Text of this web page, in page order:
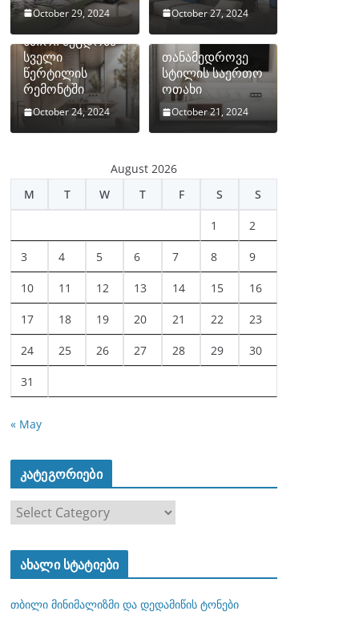
October 29, 2024 October 27, 2024
ხშირი შეცდომა
სველი
წერტილის
რემონტში
October 24, 2024
თანამედროვე
სტილის საერთო
ოთახი
October 21, 2024
August 2026
M
T W T F S S
1 2
3 4 5 6 7 8 9
10 11 12 13 14 15 16
17 18 19 20 21 22 23
24 25 26 27 28 29 30
31
« May
კატეგორიები
ტ
ო
ახალი სტატიები
თბილი მინიმალიზმი და დედამიწის ტონები